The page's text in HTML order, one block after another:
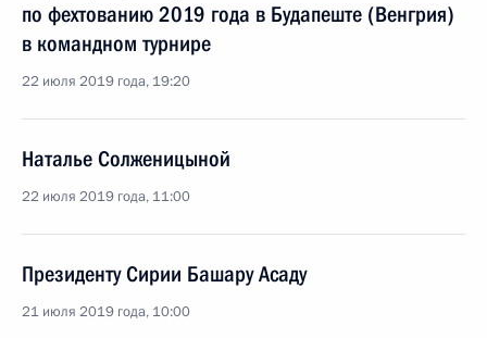
по фехтованию 2019 года в Будапеште (Венгрия)
в командном турнире
22 июля 2019 года, 19:20
Наталье Солженицыной
22 июля 2019 года, 11:00
Президенту Сирии Башару Асаду
21 июля 2019 года, 10:00